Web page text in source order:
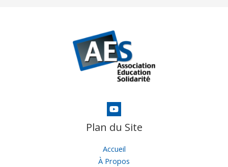
Plan du Site
Accueil
À Propos